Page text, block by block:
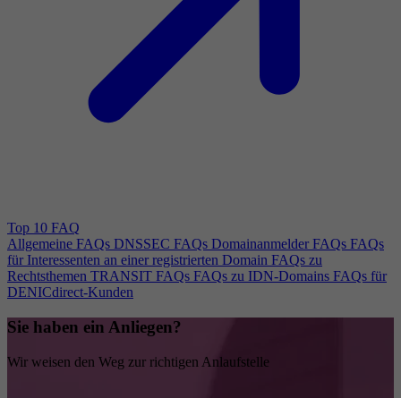
Top 10 FAQ
Allgemeine FAQs DNSSEC FAQs Domainanmelder FAQs FAQs
für Interessenten an einer registrierten Domain FAQs zu
Rechtsthemen TRANSIT FAQs FAQs zu IDN-Domains FAQs für
DENICdirect-Kunden
Sie haben ein Anliegen?
Wir weisen den Weg zur richtigen Anlaufstelle